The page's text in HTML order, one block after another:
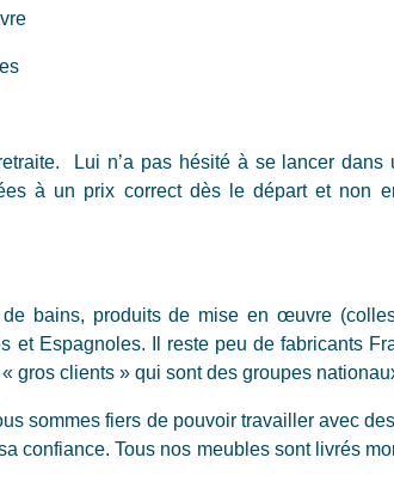
Lui n’a pas hésité à se lancer dans
à un prix correct dès le départ et non
bains, produits de mise en œuvre
et Espagnoles. Il reste peu de fabricants
gros clients » qui sont des groupes
sommes fiers de pouvoir travailler avec
confiance. Tous nos meubles sont livrés